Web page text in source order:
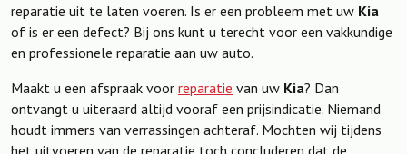
reparatie uit te laten voeren. Is er een probleem met uw Kia
of is er een defect? Bij ons kunt u terecht voor een vakkundige
en professionele reparatie aan uw auto.
Maakt u een afspraak voor reparatie van uw Kia? Dan
ontvangt u uiteraard altijd vooraf een prijsindicatie. Niemand
houdt immers van verrassingen achteraf. Mochten wij tijdens
het uitvoeren van de reparatie toch concluderen dat de